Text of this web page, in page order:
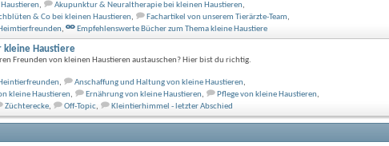
, Akupunktur & Neuraltherapie bei kleinen Haustieren,
& Co bei kleinen Haustieren, Fachartikel von unserem Tierärzte-Team,
, Empfehlenswerte Bücher zum Thema kleine Haustiere
kleine Haustiere
Freunden von kleinen Haustieren austauschen? Hier bist du richtig.
, Anschaffung und Haltung von kleine Haustieren,
kleine Haustieren, Ernährung von kleine Haustieren, Pflege von kleine Haustieren,
Züchterecke, Off-Topic, Kleintierhimmel - letzter Abschied